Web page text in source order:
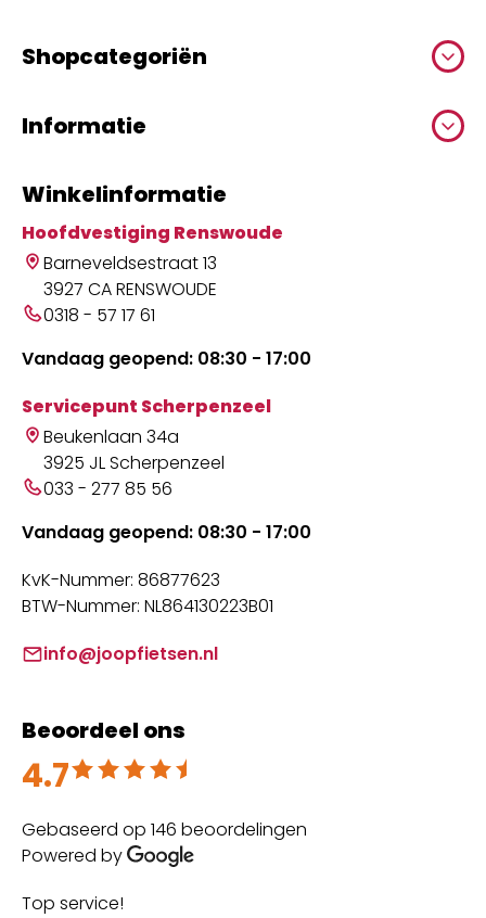
Shopcategoriën
Informatie
Winkelinformatie
Hoofdvestiging Renswoude
Barneveldsestraat 13
3927 CA RENSWOUDE
0318 - 57 17 61
Vandaag geopend: 08:30 - 17:00
Servicepunt Scherpenzeel
Beukenlaan 34a
3925 JL Scherpenzeel
033 - 277 85 56
Vandaag geopend: 08:30 - 17:00
KvK-Nummer: 86877623
BTW-Nummer: NL864130223B01
info@joopfietsen.nl
Beoordeel ons
4.7
Beoordeeld met 4.7 uit 5
Gebaseerd op 146 beoordelingen
Powered by
Top service!